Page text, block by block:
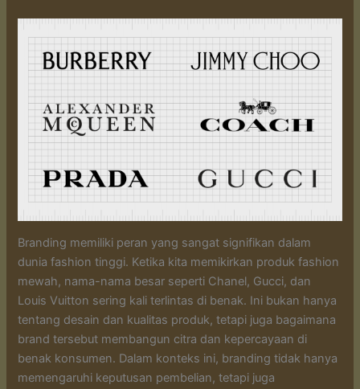
Branding memiliki peran yang sangat signifikan dalam
dunia fashion tinggi. Ketika kita memikirkan produk fashion
mewah, nama-nama besar seperti Chanel, Gucci, dan
Louis Vuitton sering kali terlintas di benak. Ini bukan hanya
tentang desain dan kualitas produk, tetapi juga bagaimana
brand tersebut membangun citra dan kepercayaan di
benak konsumen. Dalam konteks ini, branding tidak hanya
memengaruhi keputusan pembelian, tetapi juga